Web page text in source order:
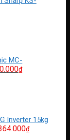
MC-
₫Giá
Inverter 15kg
₫Giá